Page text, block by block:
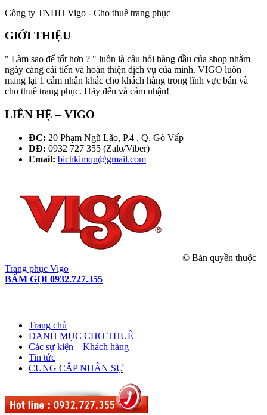
Công ty TNHH Vigo - Cho thuê trang phục
GIỚI THIỆU
" Làm sao để tốt hơn ? " luôn là câu hỏi hàng đầu của shop nhằm
ngày càng cải tiến và hoàn thiện dịch vụ của mình. VIGO luôn
mang lại 1 cảm nhận khác cho khách hàng trong lĩnh vực bán và
cho thuê trang phục. Hãy đến và cảm nhận!
LIÊN HỆ – VIGO
ĐC: 20 Phạm Ngũ Lão, P.4 , Q. Gò Vấp
DĐ: 0932 727 355 (Zalo/Viber)
Email: bichkimqn@gmail.com
© Bản quyền thuộc
Trang phục Vigo
BẤM GỌI 0932.727.355
Trang chủ
DANH MỤC CHO THUÊ
Các sự kiện – Khách hàng
Tin tức
CUNG CẤP NHÂN SỰ